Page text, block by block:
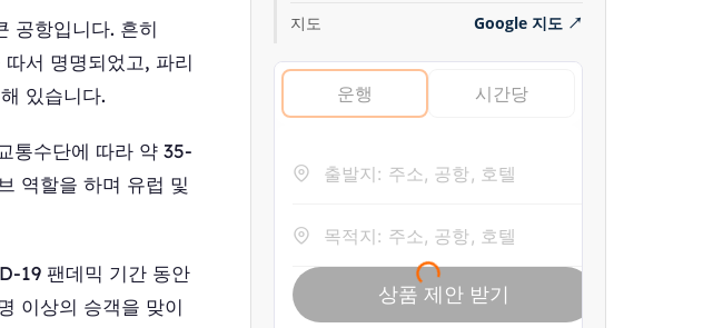
공항입니다. 흔히
서 명명되었고, 파리
있습니다.
통수단에 따라 약 35-
역할을 하며 유럽 및
19 팬데믹 기간 동안
이상의 승객을 맞이
지도
Google 지도 ↗